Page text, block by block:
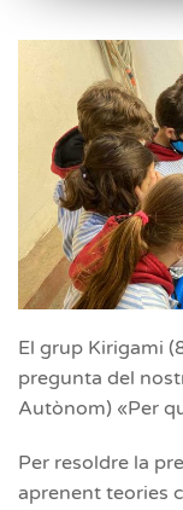
El grup Kirigami
pregunta del
Autònom) «Per
Per resoldre la
aprenent teories